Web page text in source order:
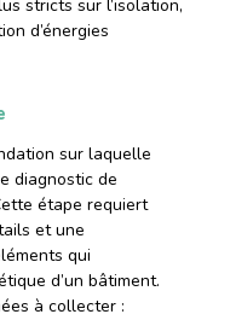
stricts sur l’isolation,
d’énergies
sur laquelle
diagnostic de
étape requiert
et une
qui
d’un bâtiment.
à collecter :